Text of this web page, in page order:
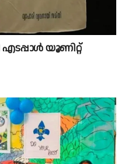
എടപ്പാൾ യൂണിറ്റ്